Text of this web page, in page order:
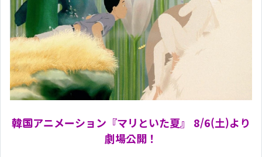
韓国アニメーション『マリといた夏』 8/6(土)より
劇場公開！